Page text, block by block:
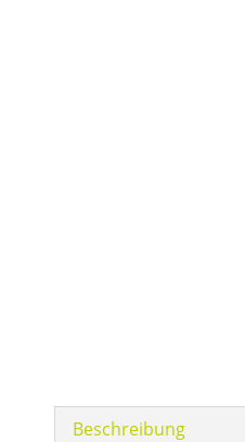
Beschreibung